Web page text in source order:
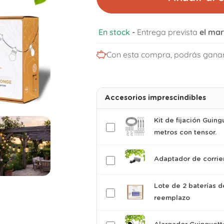
En stock - Entrega prevista el
Con esta compra, podrás
Accesorios imprescindibles
Kit de fijación
metros con tensor.
Adaptador de
Lote de 2 baterías
reemplazo